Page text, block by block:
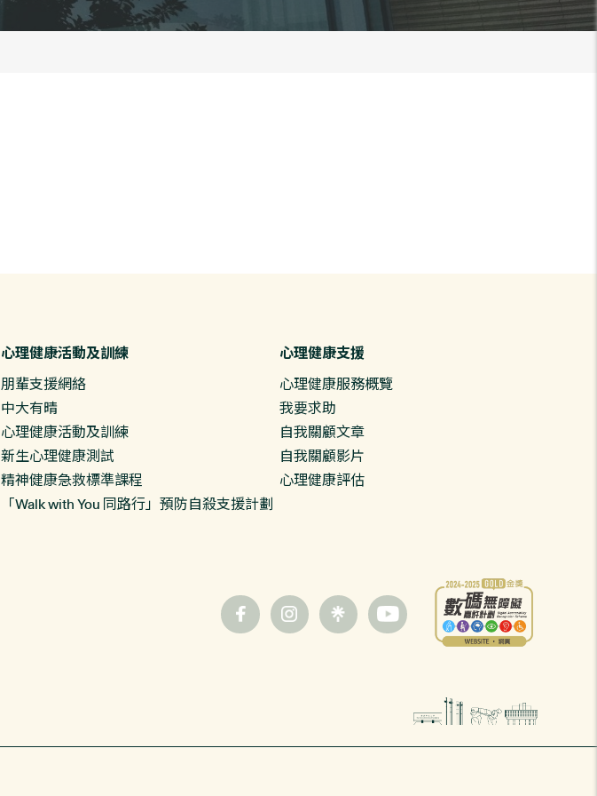
心理健康活動及訓練
朋輩支援網絡
中大有晴
心理健康活動及訓練
新生心理健康測試
精神健康急救標準課程
「Walk with You 同路行」預防自殺支援計劃
心理健康支援
心理健康服務概覽
我要求助
自我關顧文章
自我關顧影片
心理健康評估